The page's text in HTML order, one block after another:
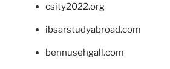
csity2022.org
ibsarstudyabroad.com
bennusehgall.com